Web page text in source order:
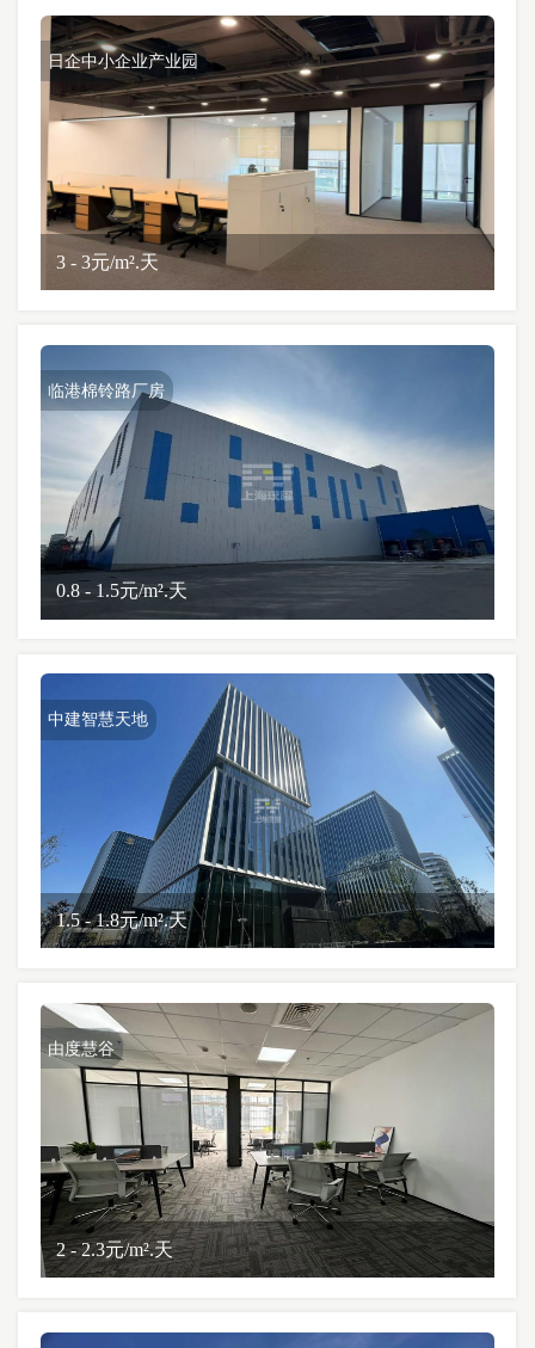
日企中小企业产业园
3 - 3元/m².天
临港棉铃路厂房
0.8 - 1.5元/m².天
中建智慧天地
1.5 - 1.8元/m².天
由度慧谷
2 - 2.3元/m².天